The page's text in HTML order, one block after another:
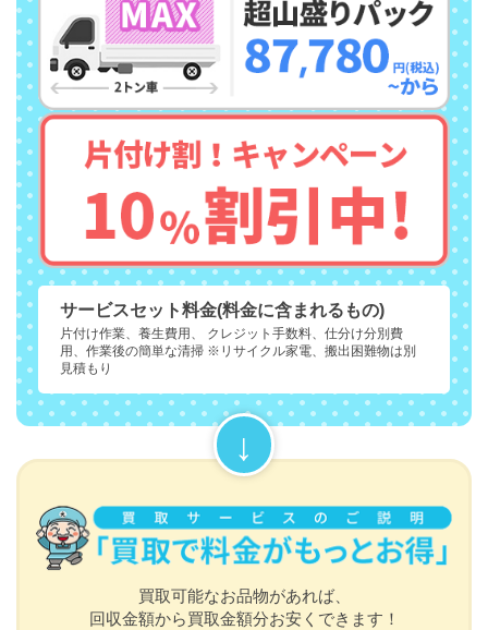
サービスセット料金(料金に含まれるもの)
片付け作業、養生費用、 クレジット手数料、仕分け分別費
用、作業後の簡単な清掃 ※リサイクル家電、搬出困難物は別
見積もり
買取可能なお品物があれば、
回収金額から買取金額分お安くできます！